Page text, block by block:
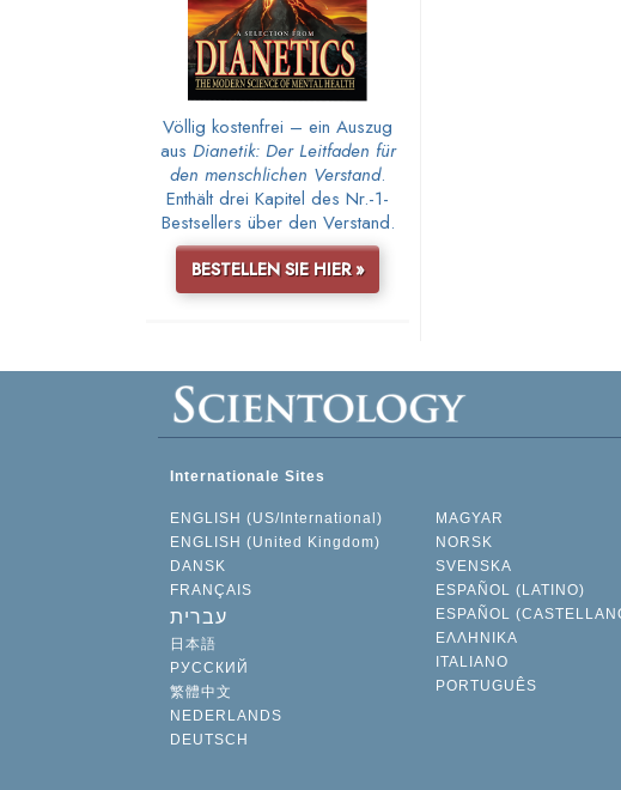
Völlig kostenfrei – ein Auszug
aus Dianetik: Der Leitfaden für
den menschlichen Verstand.
Enthält drei Kapitel des Nr.-1-
Bestsellers über den Verstand.
BESTELLEN SIE HIER »
Internationale Sites
ENGLISH (US/International)
ENGLISH (United Kingdom)
DANSK
FRANÇAIS
עברית
日本語
РУССКИЙ
繁體中文
NEDERLANDS
DEUTSCH
MAGYAR
NORSK
SVENSKA
ESPAÑOL (LATINO)
ESPAÑOL
ΕΛΛΗΝΙΚA
ITALIANO
PORTUGUÊS